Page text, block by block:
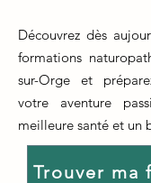
Découvrez dès
formations
sur-Orge et
votre aventure
meilleure santé et un
Trouver ma